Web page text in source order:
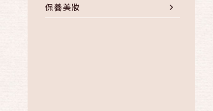
保養美妝